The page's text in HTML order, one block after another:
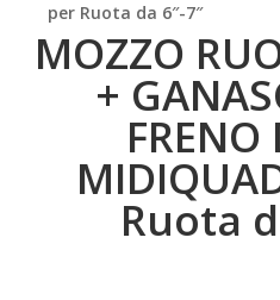
per Ruota da 6″-7″
MOZZO
+
Ruota